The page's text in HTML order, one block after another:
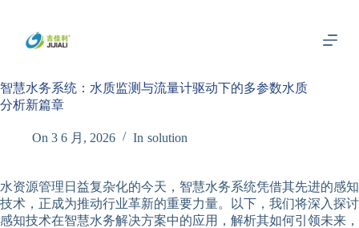
内
智慧水务系统：水质监测与流量计驱动下的多参数水质
分析新篇章
On 3 6 月, 2026 In solution
水资源管理日益复杂化的今天，智慧水务系统凭借其先进的感知
技术，正成为推动行业革新的重要力量。以下，我们将深入探讨
感知技术在智慧水务解决方案中的应用，解析其如何引领未来，